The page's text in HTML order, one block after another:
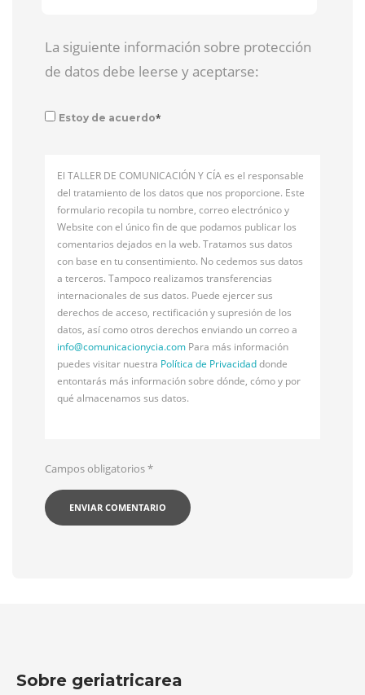
La siguiente información sobre protección
de datos debe leerse y aceptarse:
Estoy de acuerdo*
El TALLER DE COMUNICACIÓN Y CÍA es el responsable
del tratamiento de los datos que nos proporcione. Este
formulario recopila tu nombre, correo electrónico y
Website con el único fin de que podamos publicar los
comentarios dejados en la web. Tratamos sus datos
con base en tu consentimiento. No cedemos sus datos
a terceros. Tampoco realizamos transferencias
internacionales de sus datos. Puede ejercer sus
derechos de acceso, rectificación y supresión de los
datos, así como otros derechos enviando un correo a
info@comunicacionycia.com Para más información
puedes visitar nuestra Política de Privacidaddonde
entontarás más información sobre dónde, cómo y por
qué almacenamos sus datos.
Campos obligatorios*
Sobre geriatricarea